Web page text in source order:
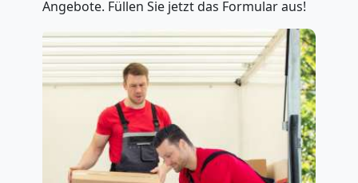
Angebote. Füllen Sie jetzt das Formular aus!